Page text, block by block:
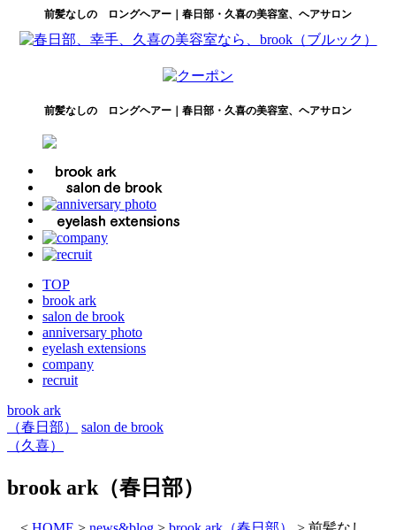
前髪なしの ロングヘアー｜春日部・久喜の美容室、ヘアサロン
前髪なしの ロングヘアー｜春日部・久喜の美容室、ヘアサロン
TOP
brook ark
salon de brook
anniversary photo
eyelash extensions
company
recruit
brook ark
（春日部）
salon de brook
（久喜）
brook ark（春日部）